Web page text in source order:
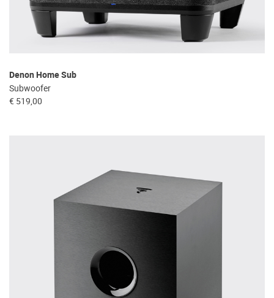
Denon Home Sub
Subwoofer
€ 519,00